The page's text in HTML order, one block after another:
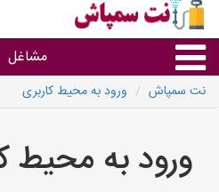
مشاغل
گروه
استان
نت سمپاش ورود به محیط کاربری
ورود به محیط